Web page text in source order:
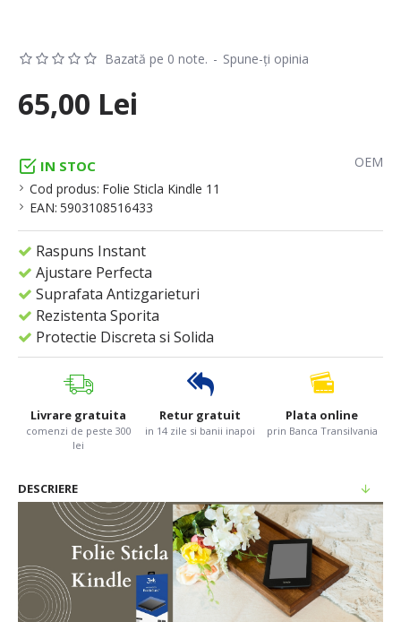
IN STOC
Cod produs: Folie Sticla Kindle 11
EAN: 5903108516433
OEM
Raspuns Instant
Ajustare Perfecta
Suprafata Antizgarieturi
Rezistenta Sporita
Protectie Discreta si Solida
Bazată pe 0 note. - Spune-ţi opinia
65,00 Lei
Livrare gratuita
comenzi de peste 300
lei
Retur gratuit
in 14 zile si banii inapoi
Plata online
prin Banca Transilvania
DESCRIERE